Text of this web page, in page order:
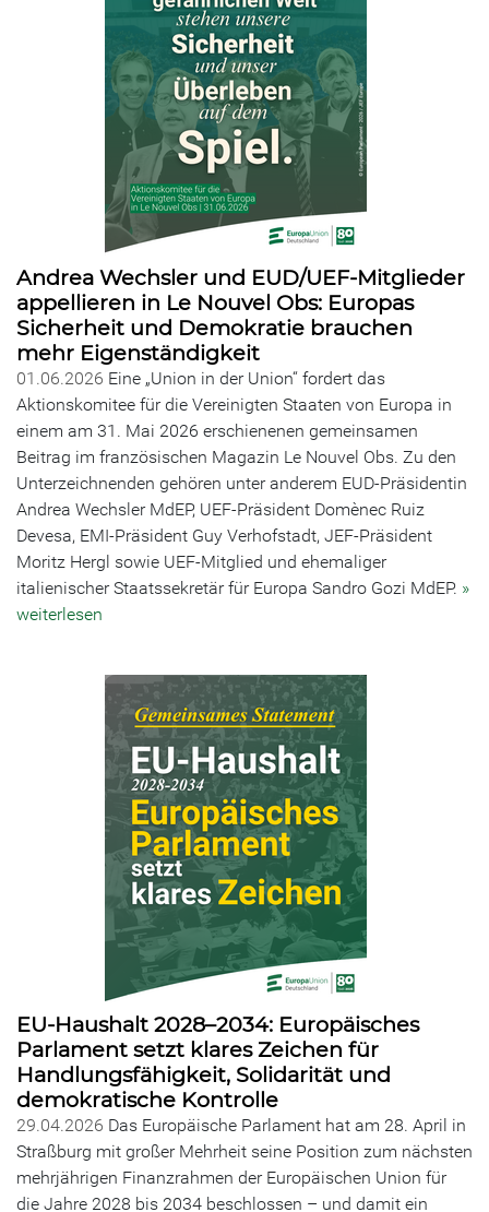
Andrea Wechsler und EUD/UEF-Mitglieder
appellieren in Le Nouvel Obs: Europas
Sicherheit und Demokratie brauchen
mehr Eigenständigkeit
01.06.2026 Eine „Union in der Union“ fordert das
Aktionskomitee für die Vereinigten Staaten von Europa in
einem am 31. Mai 2026 erschienenen gemeinsamen
Beitrag im französischen Magazin Le Nouvel Obs. Zu den
Unterzeichnenden gehören unter anderem EUD-Präsidentin
Andrea Wechsler MdEP, UEF-Präsident Domènec Ruiz
Devesa, EMI-Präsident Guy Verhofstadt, JEF-Präsident
Moritz Hergl sowie UEF-Mitglied und ehemaliger
italienischer Staatssekretär für Europa Sandro Gozi MdEP. »
weiterlesen
EU-Haushalt 2028–2034: Europäisches
Parlament setzt klares Zeichen für
Handlungsfähigkeit, Solidarität und
demokratische Kontrolle
29.04.2026 Das Europäische Parlament hat am 28. April in
Straßburg mit großer Mehrheit seine Position zum nächsten
mehrjährigen Finanzrahmen der Europäischen Union für
die Jahre 2028 bis 2034 beschlossen – und damit ein